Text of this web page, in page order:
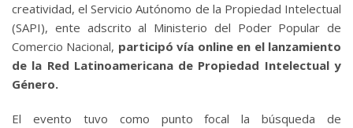
creatividad, el Servicio Autónomo de la Propiedad Intelectual
(SAPI), ente adscrito al Ministerio del Poder Popular de
Comercio Nacional, participó vía online en el lanzamiento
de la Red Latinoamericana de Propiedad Intelectual y
Género.
El evento tuvo como punto focal la búsqueda de